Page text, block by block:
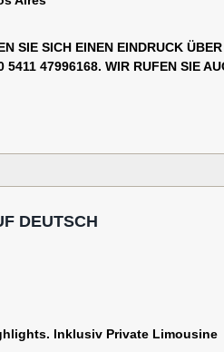
SIE SICH EINEN EINDRUCK
47996168. WIR RUFEN SIE
DEUTSCH
Inklusiv Private